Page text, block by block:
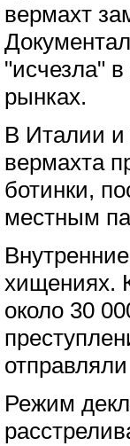
вермахт
"исчезла"
рынках.
В Италии и
вермахта
ботинки,
местным
хищениях.
около 30
Режим